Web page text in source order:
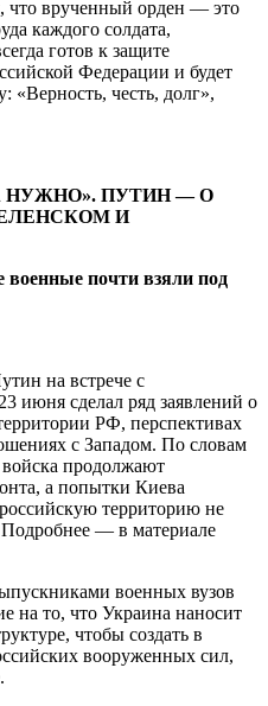
что врученный орден — это
каждого солдата,
готов к защите
Федерации и будет
«Верность, честь, долг»,
НУЖНО». ПУТИН — О
И
военные почти взяли под
на встрече с
июня сделал ряд заявлений о
РФ, перспективах
с Западом. По словам
войска продолжают
а попытки Киева
территорию не
— в материале
военных вузов
на то, что Украина наносит
чтобы создать в
вооруженных сил,